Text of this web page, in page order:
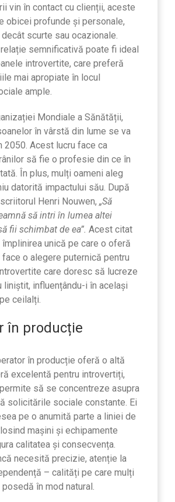
vin în contact cu clienții, aceste
obicei profunde și personale,
scurte sau ocazionale.
semnificativă poate fi ideal
introvertite, care preferă
mai apropiate în locul
ample.
Mondiale a Sănătății,
în vârstă din lume se va
2050. Acest lucru face ca
să fie o profesie din ce în
În plus, mulți oameni aleg
datorită impactului său. După
Henri Nouwen, „Să
să intri în lumea altei
fii schimbat de ea”. Acest citat
unică pe care o oferă
o alegere puternică pentru
care doresc să lucreze
liniștit, influențându-i în același
ceilalți.
în producție
în producție oferă o altă
excelentă pentru introvertiți,
să se concentreze asupra
solicitările sociale constante. Ei
pe o anumită parte a liniei de
mașini și echipamente
calitatea și consecvența.
necesită precizie, atenție la
– calități pe care mulți
în mod natural.